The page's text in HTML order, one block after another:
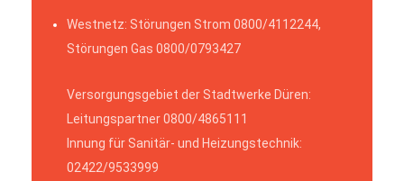
Westnetz: Störungen Strom 0800/4112244,
Störungen Gas 0800/0793427
Versorgungsgebiet der Stadtwerke Düren:
Leitungspartner 0800/4865111
Innung für Sanitär- und Heizungstechnik:
02422/9533999